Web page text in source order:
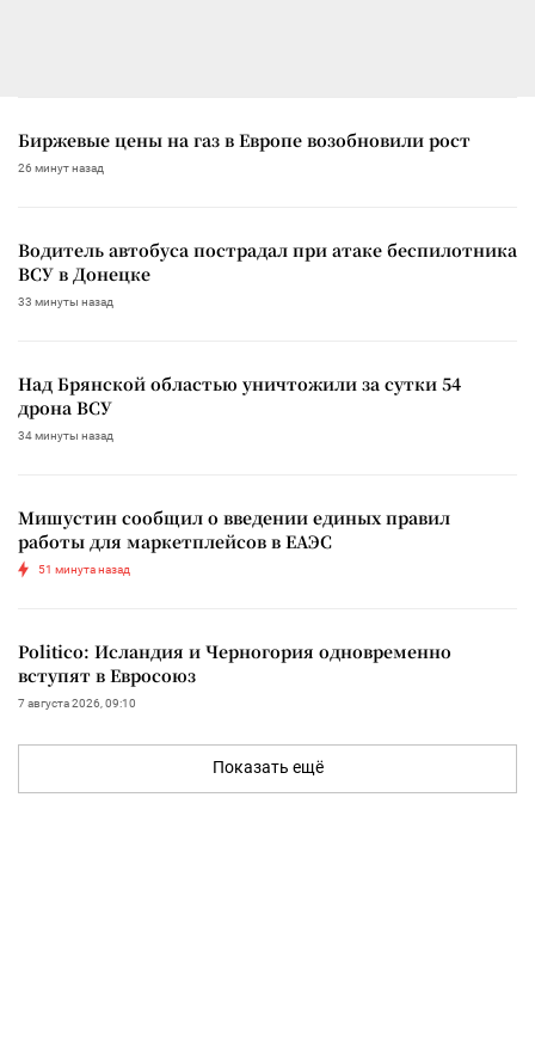
Биржевые цены на газ в Европе возобновили рост
26 минут назад
Водитель автобуса пострадал при атаке беспилотника
ВСУ в Донецке
33 минуты назад
Над Брянской областью уничтожили за сутки 54
дрона ВСУ
34 минуты назад
Мишустин сообщил о введении единых правил
работы для маркетплейсов в ЕАЭС
51 минута назад
Politico: Исландия и Черногория одновременно
вступят в Евросоюз
7 августа 2026, 09:10
Показать ещё